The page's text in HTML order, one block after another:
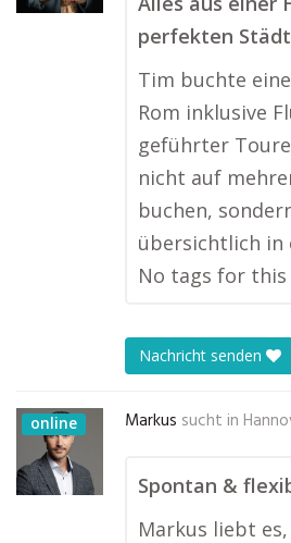
perfekten
Tim buchte
Rom inklusive
geführter
nicht auf
buchen,
übersichtlich in
No tags for
Nachricht senden
online Markus sucht in
Spontan &
Markus liebt